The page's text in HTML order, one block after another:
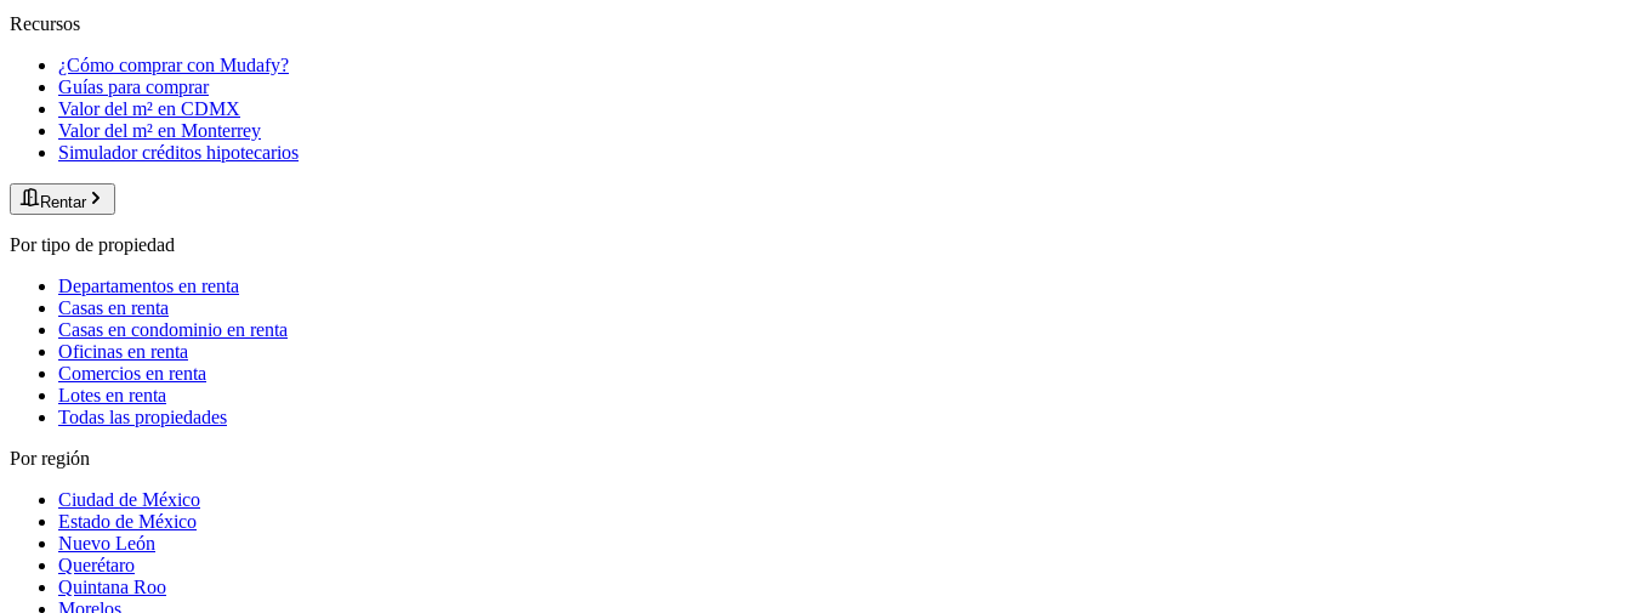
Recursos
¿Cómo comprar con Mudafy?
Guías para comprar
Valor del m² en CDMX
Valor del m² en Monterrey
Simulador créditos hipotecarios
Rentar
Por tipo de propiedad
Departamentos en renta
Casas en renta
Casas en condominio en renta
Oficinas en renta
Comercios en renta
Lotes en renta
Todas las propiedades
Por región
Ciudad de México
Estado de México
Nuevo León
Querétaro
Quintana Roo
Morelos